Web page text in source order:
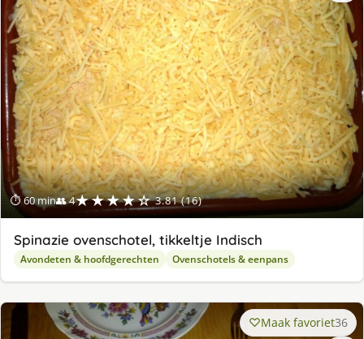
⏱ 60 min👥 4★★★★☆ 3.81 (16)
Spinazie ovenschotel, tikkeltje Indisch
Avondeten & hoofdgerechten Ovenschotels & eenpans
Maak favoriet36